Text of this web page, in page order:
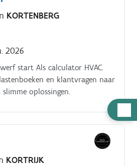
KORTENBERG
2026
start Als calculator HVAC.
en klantvragen naar
oplossingen.
KORTRIJK